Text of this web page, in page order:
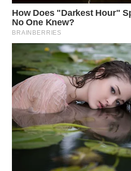
WN
PADANG
LAWAS
WN
SUMEDANG
WN
CIANJUR
WN
KEPULAUAN